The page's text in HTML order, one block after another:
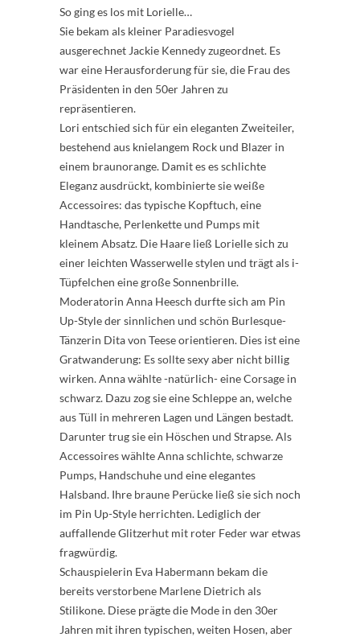
So ging es los mit Lorielle…
Sie bekam als kleiner Paradiesvogel
ausgerechnet Jackie Kennedy zugeordnet. Es
war eine Herausforderung für sie, die Frau des
Präsidenten in den 50er Jahren zu
repräsentieren.
Lori entschied sich für ein eleganten Zweiteiler,
bestehend aus knielangem Rock und Blazer in
einem braunorange. Damit es es schlichte
Eleganz ausdrückt, kombinierte sie weiße
Accessoires: das typische Kopftuch, eine
Handtasche, Perlenkette und Pumps mit
kleinem Absatz. Die Haare ließ Lorielle sich zu
einer leichten Wasserwelle stylen und trägt als i-
Tüpfelchen eine große Sonnenbrille.
Moderatorin Anna Heesch durfte sich am Pin
Up-Style der sinnlichen und schön Burlesque-
Tänzerin Dita von Teese orientieren. Dies ist eine
Gratwanderung: Es sollte sexy aber nicht billig
wirken. Anna wählte -natürlich- eine Corsage in
schwarz. Dazu zog sie eine Schleppe an, welche
aus Tüll in mehreren Lagen und Längen bestadt.
Darunter trug sie ein Höschen und Strapse. Als
Accessoires wählte Anna schlichte, schwarze
Pumps, Handschuhe und eine elegantes
Halsband. Ihre braune Perücke ließ sie sich noch
im Pin Up-Style herrichten. Lediglich der
auffallende Glitzerhut mit roter Feder war etwas
fragwürdig.
Schauspielerin Eva Habermann bekam die
bereits verstorbene Marlene Dietrich als
Stilikone. Diese prägte die Mode in den 30er
Jahren mit ihren typischen, weiten Hosen, aber